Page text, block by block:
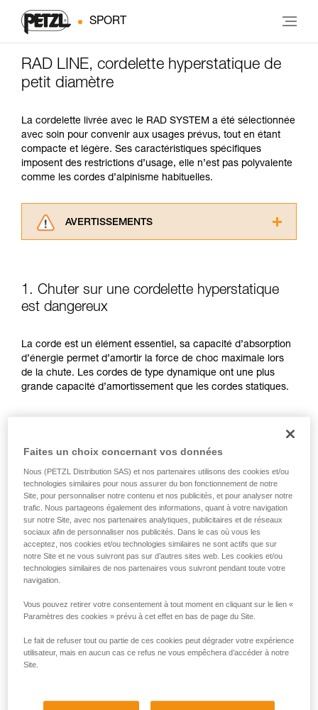
SPORT
RAD LINE, cordelette hyperstatique de
petit diamètre
La cordelette livrée avec le RAD SYSTEM a été sélectionnée
avec soin pour convenir aux usages prévus, tout en étant
compacte et légère. Ses caractéristiques spécifiques
imposent des restrictions d’usage, elle n’est pas polyvalente
comme les cordes d’alpinisme habituelles.
AVERTISSEMENTS
informations de la notice technique pour
pouvoir comprendre ce complément
formation et un entraînement spécifique. Validez
avec un professionnel votre capacité à refaire
la manipulation, seul, en toute sécurité, avant
de la reproduire en autonomie.
1. Chuter sur une cordelette hyperstatique
est dangereux
La corde est un élément essentiel, sa capacité d’absorption
d’énergie permet d’amortir la force de choc maximale lors
de la chute. Les cordes de type dynamique ont une plus
grande capacité d’amortissement que les cordes statiques.
- Force de choc élevée (hauteur du pic de la courbe bleue).
bleue).
Test comparatif d’amortissement par la corde :
bouts, nœuds serrés à 80 kg.
Faites un choix concernant vos données
Nous (PETZL Distribution SAS) et nos partenaires utilisons des cookies et/ou
technologies similaires pour nous assurer du bon fonctionnement de notre
Site, pour personnaliser notre contenu et nos publicités, et pour analyser notre
trafic. Nous partageons également des informations, quant à votre navigation
sur notre Site, avec nos partenaires analytiques, publicitaires et de réseaux
sociaux afin de personnaliser nos publicités. Dans le cas où vous les
acceptez, nos cookies et/ou technologies similaires ne sont actifs que sur
notre Site et ne vous suivront pas sur d’autres sites web. Les cookies et/ou
technologies similaires de nos partenaires vous suivront pendant toute votre
navigation.
Vous pouvez retirer votre consentement à tout moment en cliquant sur le lien «
Paramètres des cookies » prévu à cet effet en bas de page du Site.
Le fait de refuser tout ou partie de ces cookies peut dégrader votre expérience
utilisateur, mais en aucun cas ce refus ne vous empêchera d’accéder à notre
Site.